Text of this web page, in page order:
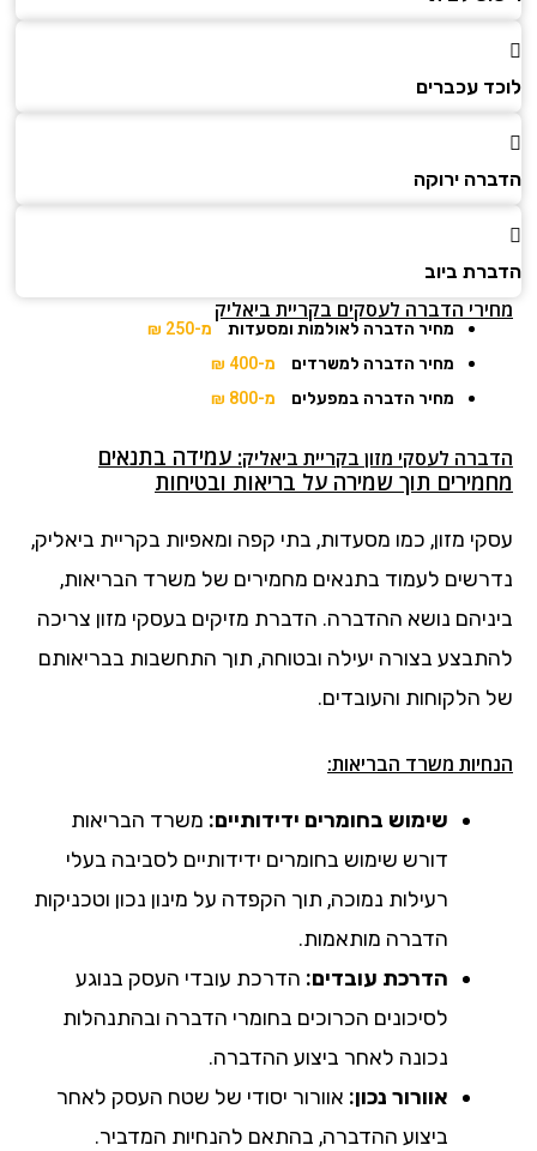
לוכד עכברים
הדברה ירוקה
הדברת ביוב
מחירי הדברה לעסקים בקריית ביאליק
מחיר הדברה לאולמות ומסעדות
מ-250 ₪
מחיר הדברה למשרדים
מ-400 ₪
מחיר הדברה במפעלים
מ-800 ₪
הדברה לעסקי מזון בקריית ביאליק: עמידה בתנאים
מחמירים תוך שמירה על בריאות ובטיחות
עסקי מזון, כמו מסעדות, בתי קפה ומאפיות בקריית ביאליק,
נדרשים לעמוד בתנאים מחמירים של משרד הבריאות,
ביניהם נושא ההדברה. הדברת מזיקים בעסקי מזון צריכה
להתבצע בצורה יעילה ובטוחה, תוך התחשבות בבריאותם
של הלקוחות והעובדים.
הנחיות משרד הבריאות:
שימוש בחומרים ידידותיים: משרד הבריאות
דורש שימוש בחומרים ידידותיים לסביבה בעלי
רעילות נמוכה, תוך הקפדה על מינון נכון וטכניקות
הדברה מותאמות.
הדרכת עובדים: הדרכת עובדי העסק בנוגע
לסיכונים הכרוכים בחומרי הדברה ובהתנהלות
נכונה לאחר ביצוע ההדברה.
אוורור נכון: אוורור יסודי של שטח העסק לאחר
ביצוע ההדברה, בהתאם להנחיות המדביר.